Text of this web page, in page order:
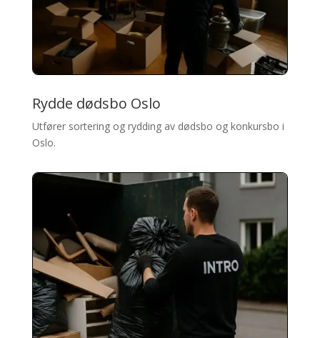
Rydde dødsbo Oslo
Utfører sortering og rydding av dødsbo og konkursbo i
Oslo.